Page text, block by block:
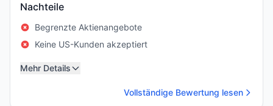
Nachteile
Begrenzte Aktienangebote
Keine US-Kunden akzeptiert
Mehr Details
Vollständige Bewertung lesen